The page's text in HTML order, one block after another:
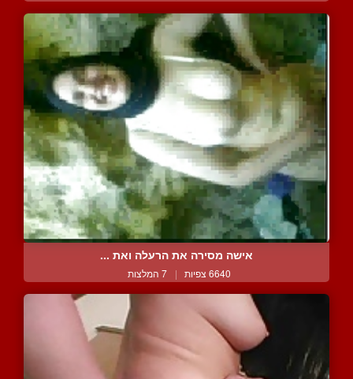
אישה מסירה את הרעלה ואת ...
6640 צפיות | 7 המלצות